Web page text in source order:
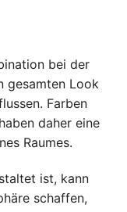
bei der
gesamten Look
Farben
daher eine
Raumes.
ist, kann
schaffen,